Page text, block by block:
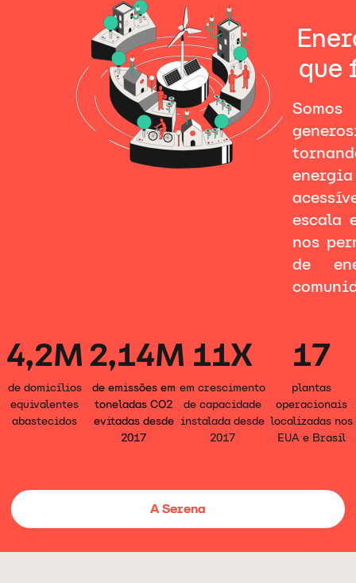
que
escala
nos
de
4,2M
de domicílios
equivalentes
abastecidos
2,14M
de emissões em
toneladas CO2
evitadas desde
2017
11X
em crescimento
de capacidade
instalada desde
2017
17
plantas
operacionais
localizadas nos
EUA e Brasil
A Serena